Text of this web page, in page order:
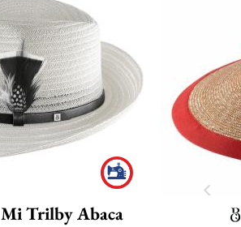
Mi Trilby Abaca